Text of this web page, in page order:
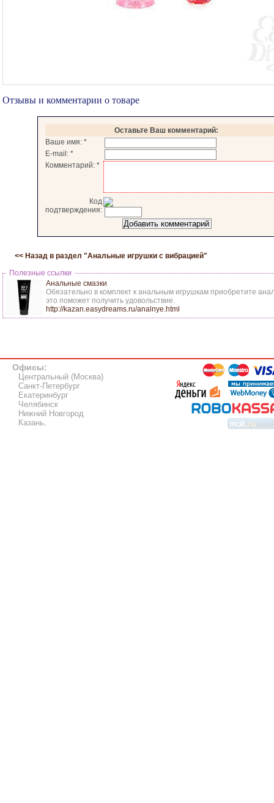
Отзывы и комментарии о товаре
Оставьте Ваш комментарий:
Ваше имя: *
E-mail: *
Комментарий: *
Код
подтверждения:
<< Назад в раздел "Анальные игрушки с вибрацией"
Полезные ссылки
Анальные смазки
Обязательно в комплект к анальным игрушкам приобретите
это поможет получить удовольствие.
http://kazan.easydreams.ru/analnye.html
Офисы:
Центральный (Москва)
Санкт-Петербург
Екатеринбург
Челябинск
Нижний Новгород
Казань.